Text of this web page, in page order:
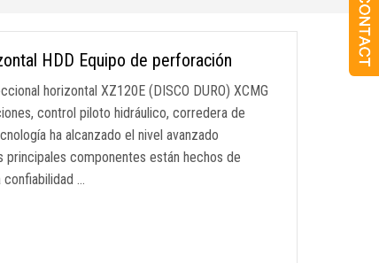
HDD Equipo de perforación
horizontal XZ120E (DISCO DURO) XCMG
control piloto hidráulico, corredera de
ha alcanzado el nivel avanzado
principales componentes están hechos de
confiabilidad …